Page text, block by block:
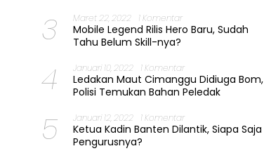
3 Maret 22, 2022 1 Komentar
Mobile Legend Rilis Hero Baru, Sudah
Tahu Belum Skill-nya?
4 Januari 10, 2022 1 Komentar
Ledakan Maut Cimanggu Didiuga Bom,
Polisi Temukan Bahan Peledak
5 Januari 12, 2022 1 Komentar
Ketua Kadin Banten Dilantik, Siapa Saja
Pengurusnya?